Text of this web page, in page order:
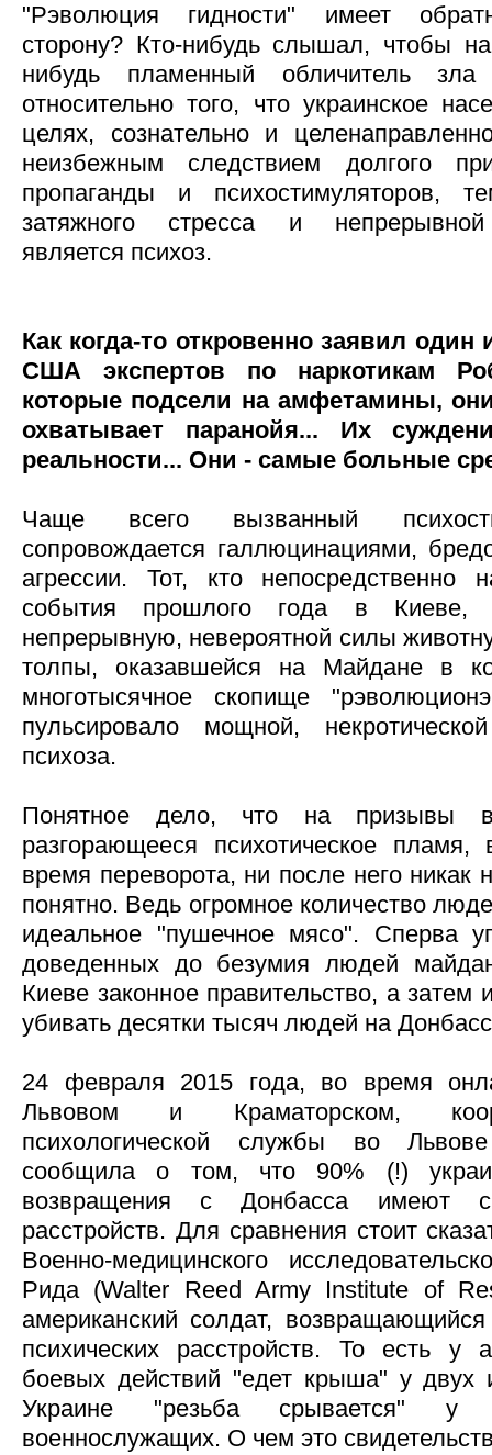
"Рэволюция гидности" имеет
сторону? Кто-нибудь слышал, чтобы
нибудь пламенный обличитель зла
относительно того, что украинское
целях, сознательно и
неизбежным следствием долгого
пропаганды и психостимуляторов,
затяжного стресса и непрерывной
является психоз.
Как когда-то откровенно заявил
США экспертов по наркотикам
которые подсели на амфетамины,
охватывает паранойя... Их
реальности... Они - самые больные
Чаще всего вызванный
сопровождается галлюцинациями,
агрессии. Тот, кто непосредственно
события прошлого года в
непрерывную, невероятной силы
толпы, оказавшейся на Майдане в
многотысячное скопище
пульсировало мощной,
психоза.
Понятное дело, что на призывы
разгорающееся психотическое
время переворота, ни после него никак
понятно. Ведь огромное количество
идеальное "пушечное мясо". Сперва
доведенных до безумия людей
Киеве законное правительство, а затем
убивать десятки тысяч людей на
24 февраля 2015 года, во время
Львовом и Краматорском,
психологической службы во
сообщила о том, что 90% (!)
возвращения с Донбасса имеют
расстройств. Для сравнения стоит
Военно-медицинского
Рида (Walter Reed Army Institute of
американский солдат,
психических расстройств. То есть у
боевых действий "едет крыша" у двух
Украине "резьба срывается"
военнослужащих. О чем это